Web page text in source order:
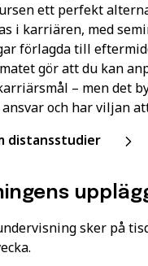
ett perfekt
i karriären, med
förlagda till
gör att du kan
– men det
och har viljan
distansstudier
sker på